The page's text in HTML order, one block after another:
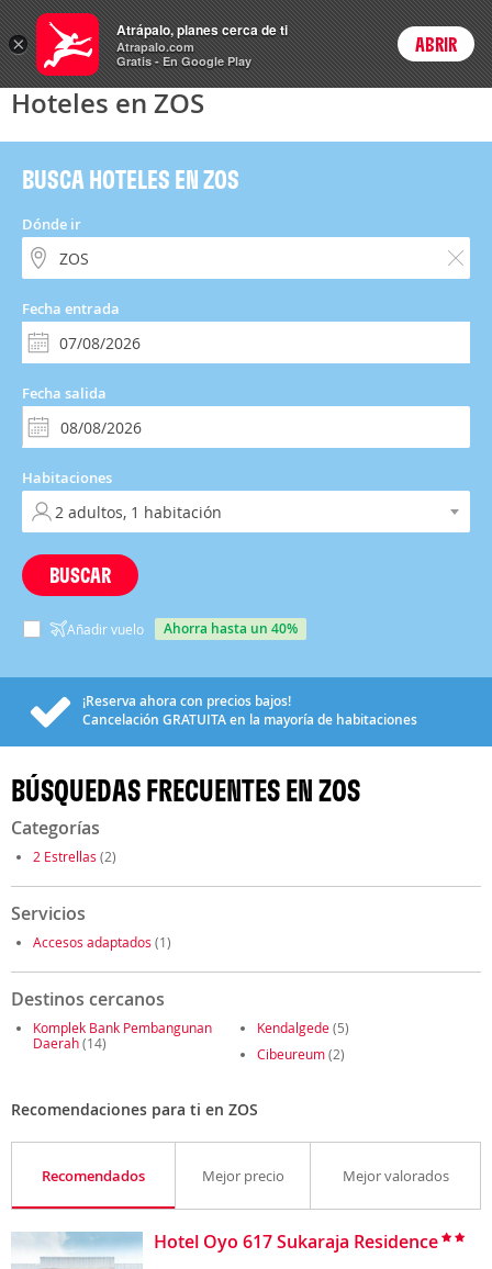
Hoteles Login
Hoteles en ZOS
BUSCA HOTELES EN ZOS
Dónde ir
Fecha entrada
Fecha salida
Habitaciones
BUSCAR
Añadir vuelo ahorra hasta un 40%
¡Reserva ahora con precios bajos!
Cancelación GRATUITAen la mayoría de habitaciones
BÚSQUEDAS FRECUENTES EN ZOS
Categorías
2 Estrellas (2)
Servicios
Accesos adaptados (1)
Destinos cercanos
Komplek Bank Pembangunan
Daerah(14)
Kendalgede(5)
Cibeureum(2)
Recomendaciones para ti en ZOS
Recomendados Mejor precio Mejor valorados
Hotel Oyo 617 Sukaraja Residence
×
Atrápalo, planes cerca de ti
Atrapalo.com
Gratis - En Google Play
ABRIR